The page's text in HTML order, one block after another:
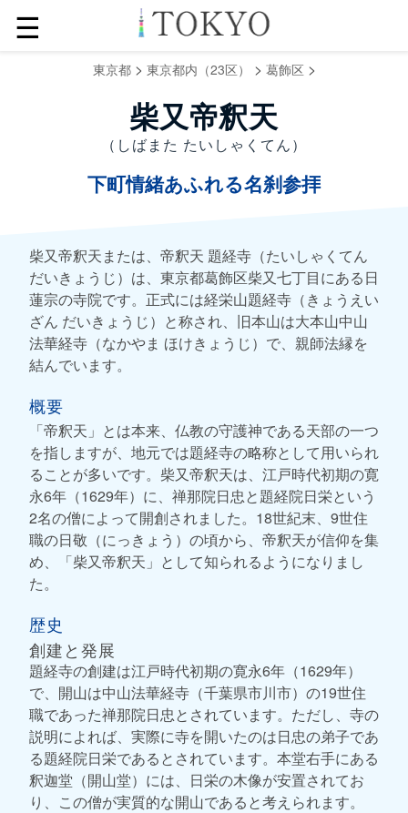
☰
東京都> 東京都内（23区） > 葛飾区 >
柴又帝釈天
（しばまた たいしゃくてん）
下町情緒あふれる名刹参拝
柴又帝釈天または、帝釈天 題経寺（たいしゃくてん
だいきょうじ）は、東京都葛飾区柴又七丁目にある日
蓮宗の寺院です。正式には経栄山題経寺（きょうえい
ざん だいきょうじ）と称され、旧本山は大本山中山
法華経寺（なかやま ほけきょうじ）で、親師法縁を
結んでいます。
概要
「帝釈天」とは本来、仏教の守護神である天部の一つ
を指しますが、地元では題経寺の略称として用いられ
ることが多いです。柴又帝釈天は、江戸時代初期の寛
永6年（1629年）に、禅那院日忠と題経院日栄という
2名の僧によって開創されました。18世紀末、9世住
職の日敬（にっきょう）の頃から、帝釈天が信仰を集
め、「柴又帝釈天」として知られるようになりまし
た。
歴史
創建と発展
題経寺の創建は江戸時代初期の寛永6年（1629年）
で、開山は中山法華経寺（千葉県市川市）の19世住
職であった禅那院日忠とされています。ただし、寺の
説明によれば、実際に寺を開いたのは日忠の弟子であ
る題経院日栄であるとされています。本堂右手にある
釈迦堂（開山堂）には、日栄の木像が安置されてお
り、この僧が実質的な開山であると考えられます。